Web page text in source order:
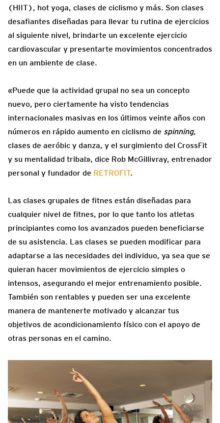
(HIIT), hot yoga, clases de ciclismo y más. Son clases
desafiantes diseñadas para llevar tu rutina de ejercicios
al siguiente nivel, brindarte un excelente ejercicio
cardiovascular y presentarte movimientos concentrados
en un ambiente de clase.
«Puede que la actividad grupal no sea un concepto
nuevo, pero ciertamente ha visto tendencias
internacionales masivas en los últimos veinte años con
números en rápido aumento en ciclismo de spinning,
clases de aeróbic y danza, y el surgimiento del CrossFit
y su mentalidad tribal», dice Rob McGillivray, entrenador
personal y fundador de RETROFIT.
Las clases grupales de fitnes están diseñadas para
cualquier nivel de fitnes, por lo que tanto los atletas
principiantes como los avanzados pueden beneficiarse
de su asistencia. Las clases se pueden modificar para
adaptarse a las necesidades del individuo, ya sea que se
quieran hacer movimientos de ejercicio simples o
intensos, asegurando el mejor entrenamiento posible.
También son rentables y pueden ser una excelente
manera de mantenerte motivado y alcanzar tus
objetivos de acondicionamiento físico con el apoyo de
otras personas en el camino.